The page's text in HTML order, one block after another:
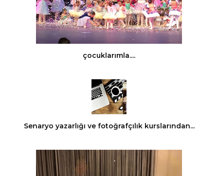
çocuklarımla....
Senaryo yazarlığı ve fotoğrafçılık kurslarından...